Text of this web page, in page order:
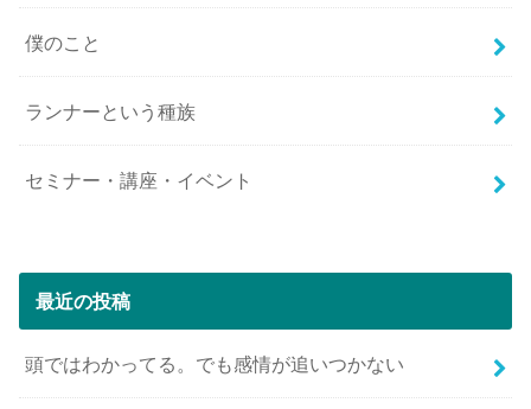
僕のこと
ランナーという種族
セミナー・講座・イベント
最近の投稿
頭ではわかってる。でも感情が追いつかない